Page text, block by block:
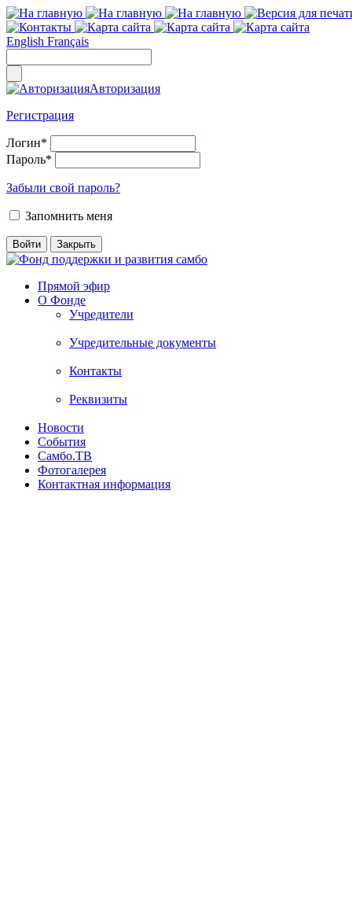
English Français
Авторизация
Регистрация
Логин*
Пароль*
Забыли свой пароль?
Запомнить меня
Прямой эфир
О Фонде
Учредители
Учредительные документы
Контакты
Реквизиты
Новости
События
Самбо.ТВ
Фотогалерея
Контактная информация